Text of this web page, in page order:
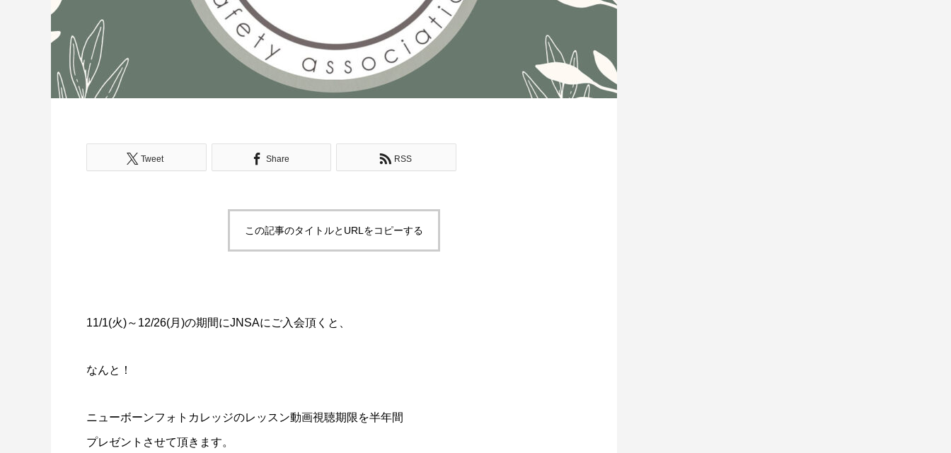
Tweet Share RSS
この記事のタイトルとURLをコピーする
11/1(火)～12/26(月)の期間にJNSAにご入会頂くと、
なんと！
ニューボーンフォトカレッジのレッスン動画視聴期限を半年間
プレゼントさせて頂きます。